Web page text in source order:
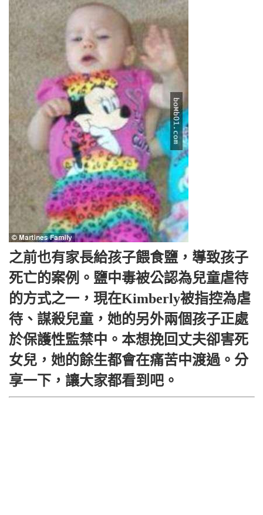
之前也有家長給孩子餵食鹽，導致孩子
死亡的案例。鹽中毒被公認為兒童虐待
的方式之一，現在Kimberly被指控為虐
待、謀殺兒童，她的另外兩個孩子正處
於保護性監禁中。本想挽回丈夫卻害死
女兒，她的餘生都會在痛苦中渡過。分
享一下，讓大家都看到吧。